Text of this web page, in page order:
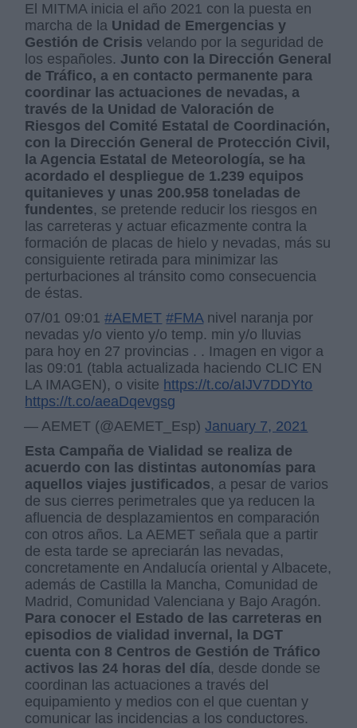
El MITMA inicia el año 2021 con la puesta en
marcha de la Unidad de Emergencias y
Gestión de Crisis velando por la seguridad de
los españoles. Junto con la Dirección General
de Tráfico, a en contacto permanente para
coordinar las actuaciones de nevadas, a
través de la Unidad de Valoración de
Riesgos del Comité Estatal de Coordinación,
con la Dirección General de Protección Civil,
la Agencia Estatal de Meteorología, se ha
acordado el despliegue de 1.239 equipos
quitanieves y unas 200.958 toneladas de
fundentes, se pretende reducir los riesgos en
las carreteras y actuar eficazmente contra la
formación de placas de hielo y nevadas, más su
consiguiente retirada para minimizar las
perturbaciones al tránsito como consecuencia
de éstas.
07/01 09:01#AEMET #FMAnivel naranja por
nevadas y/o viento y/o temp. min y/o lluvias
para hoy en 27 provincias . . Imagen en vigor a
las 09:01 (tabla actualizada haciendo CLIC EN
LA IMAGEN), o visite https://t.co/aIJV7DDYto
https://t.co/aeaDqevgsg
— AEMET (@AEMET_Esp)January 7, 2021
Esta Campaña de Vialidad se realiza de
acuerdo con las distintas autonomías para
aquellos viajes justificados, a pesar de varios
de sus cierres perimetrales que ya reducen la
afluencia de desplazamientos en comparación
con otros años. La AEMET señala que a partir
de esta tarde se apreciarán las nevadas,
concretamente en Andalucía oriental y Albacete,
además de Castilla la Mancha, Comunidad de
Madrid, Comunidad Valenciana y Bajo Aragón.
Para conocer el Estado de las carreteras en
episodios de vialidad invernal, la DGT
cuenta con 8 Centros de Gestión de Tráfico
activos las 24 horas del día, desde donde se
coordinan las actuaciones a través del
equipamiento y medios con el que cuentan y
comunicar las incidencias a los conductores.